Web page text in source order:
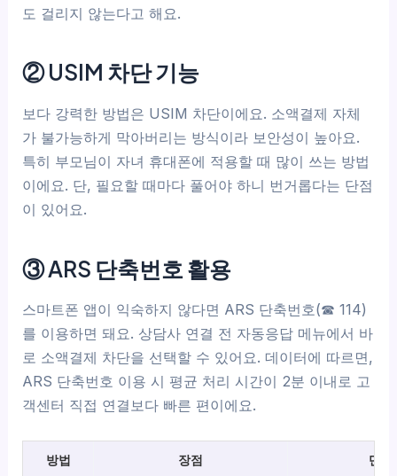
도 걸리지 않는다고 해요.
② USIM 차단 기능
보다 강력한 방법은 USIM 차단이에요. 소액결제 자체
가 불가능하게 막아버리는 방식이라 보안성이 높아요.
특히 부모님이 자녀 휴대폰에 적용할 때 많이 쓰는 방법
이에요. 단, 필요할 때마다 풀어야 하니 번거롭다는 단점
이 있어요.
③ ARS 단축번호 활용
스마트폰 앱이 익숙하지 않다면 ARS 단축번호(☎ 114)
를 이용하면 돼요. 상담사 연결 전 자동응답 메뉴에서 바
로 소액결제 차단을 선택할 수 있어요. 데이터에 따르면,
ARS 단축번호 이용 시 평균 처리 시간이 2분 이내로 고
객센터 직접 연결보다 빠른 편이에요.
방법 장점 단점